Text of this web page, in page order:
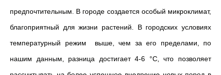
предпочтительным. В городе создается особый микроклимат,
благоприятный для жизни растений. В городских условиях
температурный режим выше, чем за его пределами, по
нашим данным, разница достигает 4-6 °С, что позволяет